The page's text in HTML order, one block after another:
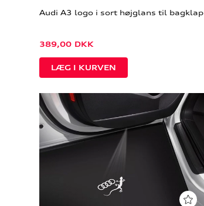
Audi A3 logo i sort højglans til bagklap
389,00 DKK